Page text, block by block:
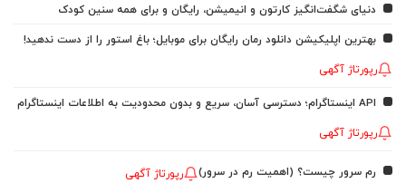
دنیای شگفت‌انگیز کارتون و انیمیشن، رایگان و برای همه سنین کودک
بهترین اپلیکیشن دانلود رمان رایگان برای موبایل؛ باغ استور را از دست ندهید!
رپورتاژ آگهی
API اینستاگرام؛ دسترسی آسان، سریع و بدون محدودیت به اطلاعات اینستاگرام
رپورتاژ آگهی
رم سرور چیست؟ (اهمیت رم در سرور) رپورتاژ آگهی